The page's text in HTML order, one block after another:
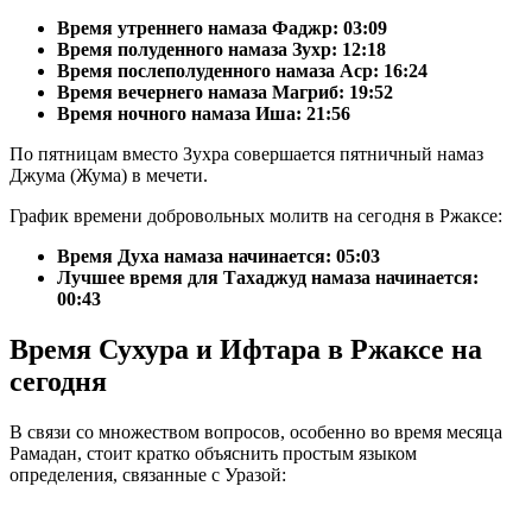
Время утреннего намаза Фаджр: 03:09
Время полуденного намаза Зухр: 12:18
Время послеполуденного намаза Аср: 16:24
Время вечернего намаза Магриб: 19:52
Время ночного намаза Иша: 21:56
По пятницам вместо Зухра совершается пятничный намаз
Джума (Жума) в мечети.
График времени добровольных молитв на сегодня в Ржаксе:
Время Духа намаза начинается: 05:03
Лучшее время для Тахаджуд намаза начинается:
00:43
Время Сухура и Ифтара в Ржаксе на
сегодня
В связи со множеством вопросов, особенно во время месяца
Рамадан, стоит кратко объяснить простым языком
определения, связанные с Уразой: